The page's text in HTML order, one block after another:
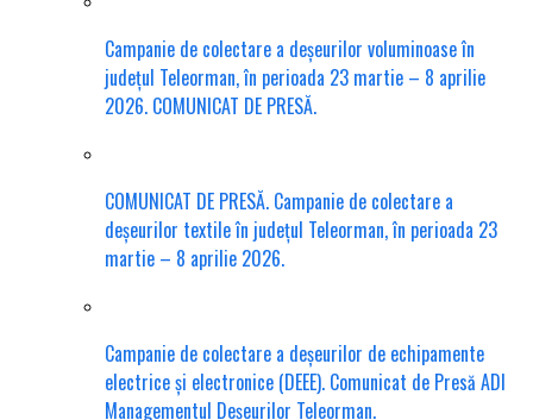
Campanie de colectare a deșeurilor voluminoase în
județul Teleorman, în perioada 23 martie – 8 aprilie
2026. COMUNICAT DE PRESĂ.
COMUNICAT DE PRESĂ. Campanie de colectare a
deșeurilor textile în județul Teleorman, în perioada 23
martie – 8 aprilie 2026.
Campanie de colectare a deșeurilor de echipamente
electrice și electronice (DEEE). Comunicat de Presă ADI
Managementul Deșeurilor Teleorman.